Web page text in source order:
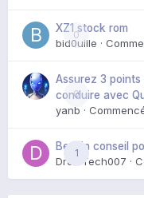
0
XZ1 stock rom
bid0uille ·
0
Assurez 3 points
conduire avec
yanb ·
1
Besoin conseil
DroidTech007 ·